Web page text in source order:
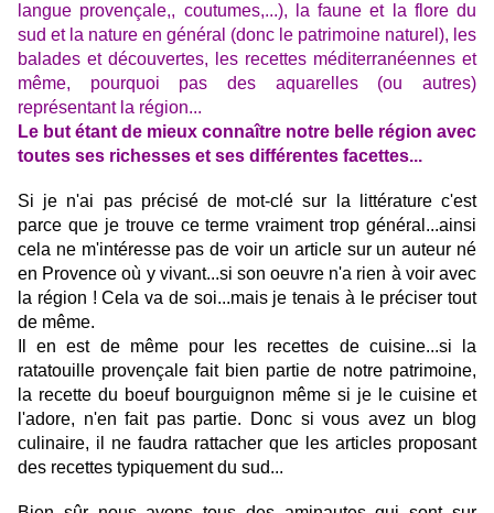
langue provençale,, coutumes,...), la faune et la flore du
sud et la nature en général (donc le patrimoine naturel), les
balades et découvertes, les recettes méditerranéennes et
même, pourquoi pas des aquarelles (ou autres)
représentant la région...
Le but étant de mieux connaître notre belle région avec
toutes ses richesses et ses différentes facettes...
Si je n'ai pas précisé de mot-clé sur la littérature c'est
parce que je trouve ce terme vraiment trop général...ainsi
cela ne m'intéresse pas de voir un article sur un auteur né
en Provence où y vivant...si son oeuvre n'a rien à voir avec
la région ! Cela va de soi...mais je tenais à le préciser tout
de même.
Il en est de même pour les recettes de cuisine...si la
ratatouille provençale fait bien partie de notre patrimoine,
la recette du boeuf bourguignon même si je le cuisine et
l'adore, n'en fait pas partie. Donc si vous avez un blog
culinaire, il ne faudra rattacher que les articles proposant
des recettes typiquement du sud...